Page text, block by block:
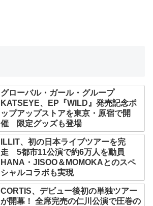
グローバル・ガール・グループ
KATSEYE、EP『WILD』発売記念ポ
ップアップストアを東京・原宿で開
催 限定グッズも登場
ILLIT、初の日本ライブツアーを完
走 5都市11公演で約6万人を動員
HANA・JISOO＆MOMOKAとのスペ
シャルコラボも実現
CORTIS、デビュー後初の単独ツアー
が開幕！ 全席完売の仁川公演で圧巻の